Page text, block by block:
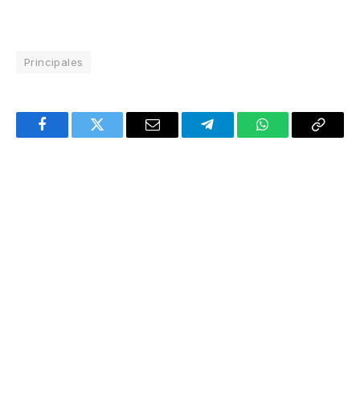
Principales
FacebookTwitter Email TelegramWhatsAppCopy